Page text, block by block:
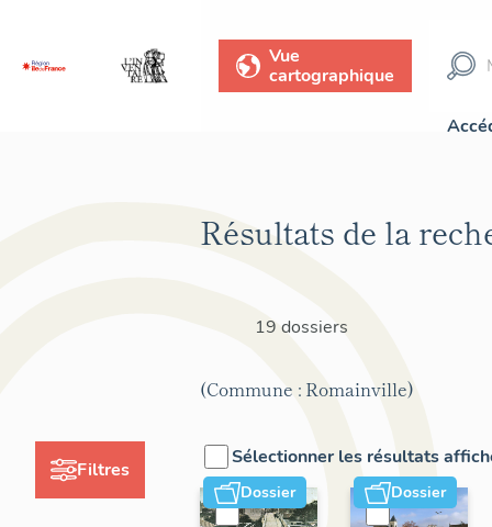
Vue
cartographique
Filtres
Résultats de la
19 dossiers
(Commune : Romainville)
Sélectionner les résultats
Dossier Dossier